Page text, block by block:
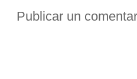
Publicar un